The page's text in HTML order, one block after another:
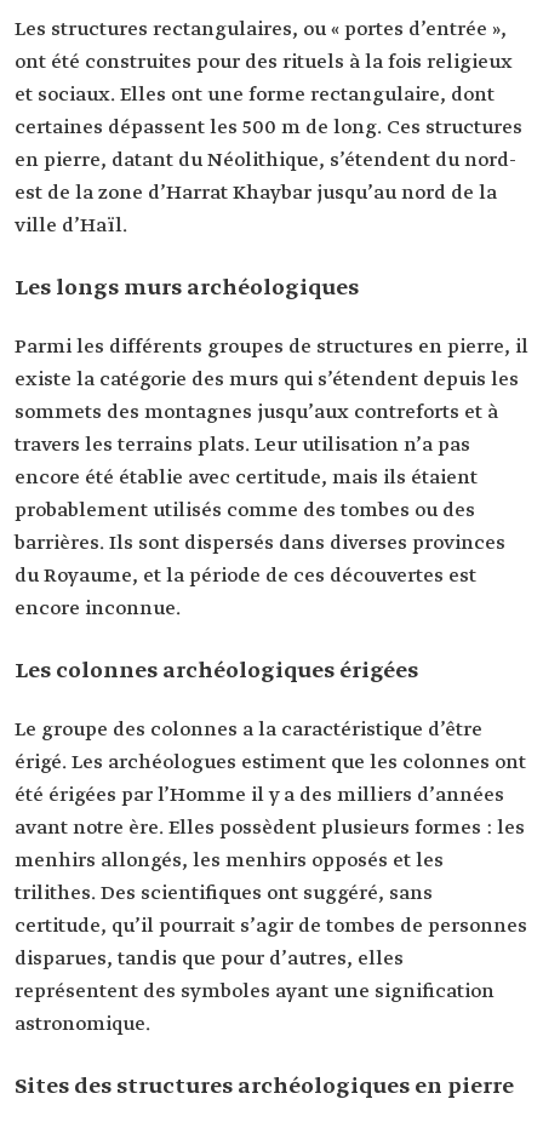
Les structures rectangulaires, ou « portes d’entrée »,
ont été construites pour des rituels à la fois religieux
et sociaux. Elles ont une forme rectangulaire, dont
certaines dépassent les 500 m de long. Ces structures
en pierre, datant du Néolithique, s’étendent du nord-
est de la zone d’Harrat Khaybar jusqu’au nord de la
ville d’Haïl.
Les longs murs archéologiques
Parmi les différents groupes de structures en pierre, il
existe la catégorie des murs qui s’étendent depuis les
sommets des montagnes jusqu’aux contreforts et à
travers les terrains plats. Leur utilisation n’a pas
encore été établie avec certitude, mais ils étaient
probablement utilisés comme des tombes ou des
barrières. Ils sont dispersés dans diverses provinces
du Royaume, et la période de ces découvertes est
encore inconnue.
Les colonnes archéologiques érigées
Le groupe des colonnes a la caractéristique d’être
érigé. Les archéologues estiment que les colonnes ont
été érigées par l’Homme il y a des milliers d’années
avant notre ère. Elles possèdent plusieurs formes : les
menhirs allongés, les menhirs opposés et les
trilithes. Des scientifiques ont suggéré, sans
certitude, qu’il pourrait s’agir de tombes de personnes
disparues, tandis que pour d’autres, elles
représentent des symboles ayant une signification
astronomique.
Sites des structures archéologiques en pierre